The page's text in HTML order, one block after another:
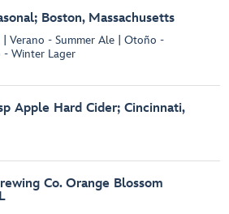
Boston, Massachusetts
| Verano - Summer Ale | Otoño -
- Winter Lager
Apple Hard Cider; Cincinnati,
Co. Orange Blossom